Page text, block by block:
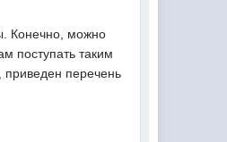
Конечно, можно
поступать таким
приведен перечень